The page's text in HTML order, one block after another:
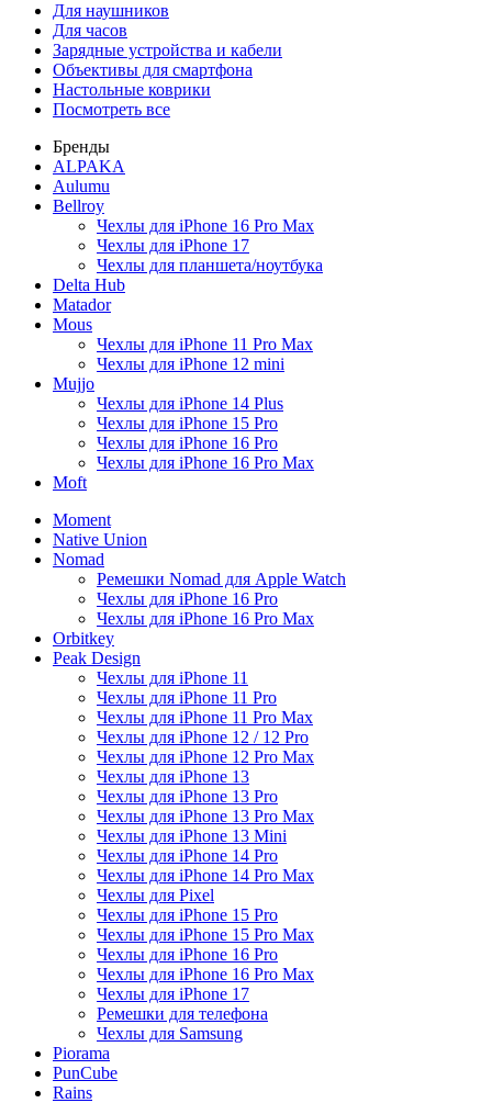
Для наушников
Для часов
Зарядные устройства и кабели
Объективы для смартфона
Настольные коврики
Посмотреть все
Бренды
ALPAKA
Aulumu
Bellroy
Чехлы для iPhone 16 Pro Max
Чехлы для iPhone 17
Чехлы для планшета/ноутбука
Delta Hub
Matador
Mous
Чехлы для iPhone 11 Pro Max
Чехлы для iPhone 12 mini
Mujjo
Чехлы для iPhone 14 Plus
Чехлы для iPhone 15 Pro
Чехлы для iPhone 16 Pro
Чехлы для iPhone 16 Pro Max
Moft
Moment
Native Union
Nomad
Ремешки Nomad для Apple Watch
Чехлы для iPhone 16 Pro
Чехлы для iPhone 16 Pro Max
Orbitkey
Peak Design
Чехлы для iPhone 11
Чехлы для iPhone 11 Pro
Чехлы для iPhone 11 Pro Max
Чехлы для iPhone 12 / 12 Pro
Чехлы для iPhone 12 Pro Max
Чехлы для iPhone 13
Чехлы для iPhone 13 Pro
Чехлы для iPhone 13 Pro Max
Чехлы для iPhone 13 Mini
Чехлы для iPhone 14 Pro
Чехлы для iPhone 14 Pro Max
Чехлы для Pixel
Чехлы для iPhone 15 Pro
Чехлы для iPhone 15 Pro Max
Чехлы для iPhone 16 Pro
Чехлы для iPhone 16 Pro Max
Чехлы для iPhone 17
Ремешки для телефона
Чехлы для Samsung
Piorama
PunCube
Rains